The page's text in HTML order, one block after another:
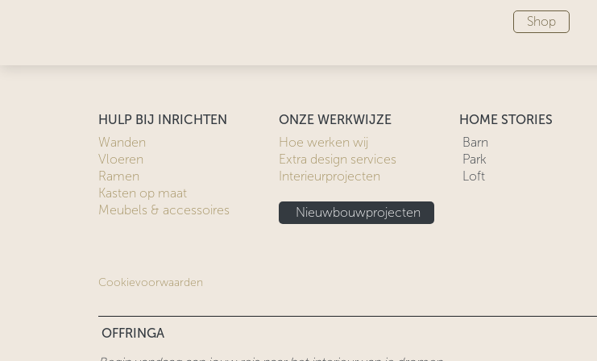
Shop
HULP BIJ INRICHTEN
Wanden
Vloeren
Ramen
Kasten op maat
Meubels & accessoires
ONZE WERKWIJZE
Hoe werken wij
Extra design services
Interieurprojecten
Nieuwbouwprojecten
HOME STORIES
Barn
Park
Loft
Cookievoorwaarden
OFFRINGA